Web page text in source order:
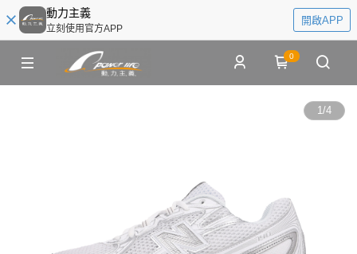
動力主義
立刻使用官方APP
開啟APP
0
1/4